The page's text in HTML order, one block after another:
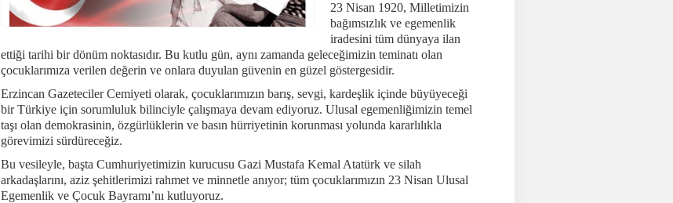
23 Nisan 1920, Milletimizin
bağımsızlık ve egemenlik
iradesini tüm dünyaya ilan
ettiği tarihi bir dönüm noktasıdır. Bu kutlu gün, aynı zamanda geleceğimizin teminatı olan
çocuklarımıza verilen değerin ve onlara duyulan güvenin en güzel göstergesidir.
Erzincan Gazeteciler Cemiyeti olarak, çocuklarımızın barış, sevgi, kardeşlik içinde büyüyeceği
bir Türkiye için sorumluluk bilinciyle çalışmaya devam ediyoruz. Ulusal egemenliğimizin temel
taşı olan demokrasinin, özgürlüklerin ve basın hürriyetinin korunması yolunda kararlılıkla
görevimizi sürdüreceğiz.
Bu vesileyle, başta Cumhuriyetimizin kurucusu Gazi Mustafa Kemal Atatürk ve silah
arkadaşlarını, aziz şehitlerimizi rahmet ve minnetle anıyor; tüm çocuklarımızın 23 Nisan Ulusal
Egemenlik ve Çocuk Bayramı’nı kutluyoruz.